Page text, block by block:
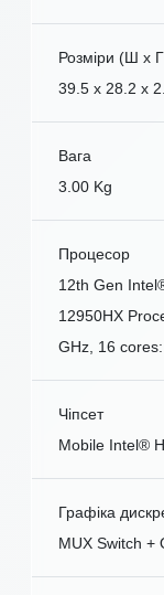
Розміри (Ш x
39.5 x 28.2 x
Вага
3.00 Kg
Процесор
12th Gen
12950HX
GHz, 16
Чіпсет
Mobile Intel®
Графіка
MUX Switch +